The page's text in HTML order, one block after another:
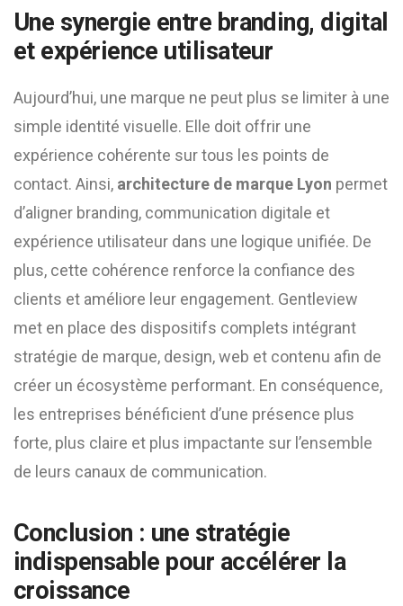
Une synergie entre branding, digital
et expérience utilisateur
Aujourd’hui, une marque ne peut plus se limiter à une
simple identité visuelle. Elle doit offrir une
expérience cohérente sur tous les points de
contact. Ainsi, architecture de marque Lyon permet
d’aligner branding, communication digitale et
expérience utilisateur dans une logique unifiée. De
plus, cette cohérence renforce la confiance des
clients et améliore leur engagement. Gentleview
met en place des dispositifs complets intégrant
stratégie de marque, design, web et contenu afin de
créer un écosystème performant. En conséquence,
les entreprises bénéficient d’une présence plus
forte, plus claire et plus impactante sur l’ensemble
de leurs canaux de communication.
Conclusion : une stratégie
indispensable pour accélérer la
croissance